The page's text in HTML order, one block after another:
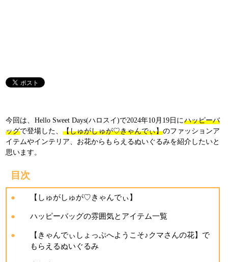
今回は、Hello Sweet Days(ハロスイ)で2024年10月19日に ハッピーバ
ッグで登場した、【しゅがしゅが♡きゃんでぃ】のファッションア
イテムやインテリア、お花からもらえるぬいぐるみを紹介したいと
思います。
目次
【しゅがしゅが♡きゃんでぃ】
ハッピーバッグの雰囲気とアイテム一覧
【きゃんでぃしょっぷへようこそ♪クマさんの花】で
もらえるぬいぐるみ